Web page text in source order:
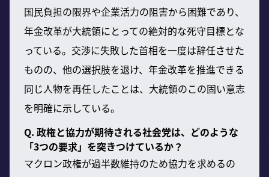
国民負担の限界や企業活力の阻害から困難であり、
年金改革が大統領にとっての絶対的な死守目標とな
っている。交渉に失敗した首相を一度は辞任させた
ものの、他の選択肢を退け、年金改革を推進できる
同じ人物を再任したことは、大統領のこの固い意志
を明確に示している。
Q. 政権と協力が期待される社会党は、どのような
「3つの要求」を突きつけているか？
マクロン政権が過半数維持のため協力を求めるの